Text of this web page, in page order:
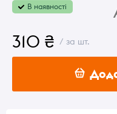
В наявності
310 ₴ / за шт.